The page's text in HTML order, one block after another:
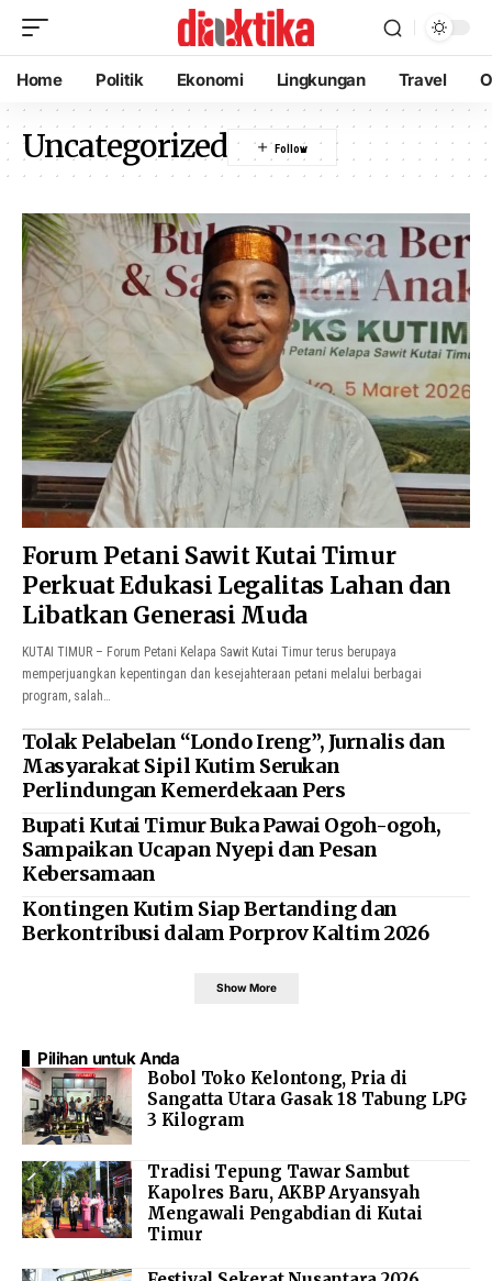
Home Politik Ekonomi Lingkungan Travel
Uncategorized
Forum Petani Sawit Kutai Timur
Perkuat Edukasi Legalitas Lahan dan
Libatkan Generasi Muda
KUTAI TIMUR – Forum Petani Kelapa Sawit Kutai Timur terus berupaya
memperjuangkan kepentingan dan kesejahteraan petani melalui berbagai
program, salah…
Tolak Pelabelan “Londo Ireng”, Jurnalis dan
Masyarakat Sipil Kutim Serukan
Perlindungan Kemerdekaan Pers
Bupati Kutai Timur Buka Pawai Ogoh-ogoh,
Sampaikan Ucapan Nyepi dan Pesan
Kebersamaan
Kontingen Kutim Siap Bertanding dan
Berkontribusi dalam Porprov Kaltim 2026
Show More
Pilihan untuk Anda
Bobol Toko Kelontong, Pria di
Sangatta Utara Gasak 18 Tabung LPG
3 Kilogram
Tradisi Tepung Tawar Sambut
Kapolres Baru, AKBP Aryansyah
Mengawali Pengabdian di Kutai
Timur